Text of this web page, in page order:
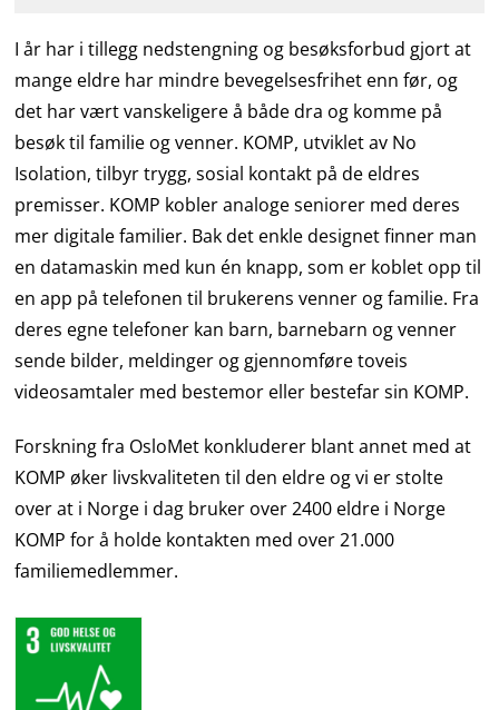
I år har i tillegg nedstengning og besøksforbud gjort at
mange eldre har mindre bevegelsesfrihet enn før, og
det har vært vanskeligere å både dra og komme på
besøk til familie og venner. KOMP, utviklet av No
Isolation, tilbyr trygg, sosial kontakt på de eldres
premisser. KOMP kobler analoge seniorer med deres
mer digitale familier. Bak det enkle designet finner man
en datamaskin med kun én knapp, som er koblet opp til
en app på telefonen til brukerens venner og familie. Fra
deres egne telefoner kan barn, barnebarn og venner
sende bilder, meldinger og gjennomføre toveis
videosamtaler med bestemor eller bestefar sin KOMP.
Forskning fra OsloMet konkluderer blant annet med at
KOMP øker livskvaliteten til den eldre og vi er stolte
over at i Norge i dag bruker over 2400 eldre i Norge
KOMP for å holde kontakten med over 21.000
familiemedlemmer.